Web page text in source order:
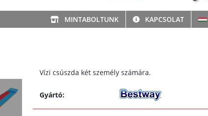
MINTABOLTUNK KAPCSOLAT
Vízi csúszda két személy számára.
Gyártó: